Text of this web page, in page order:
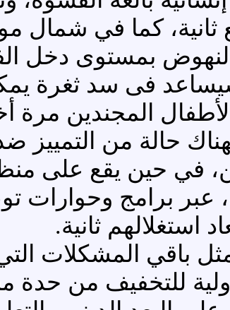
ثانية، كما في شمال
بمستوى دخل
فى سد ثغرة يمكن
المجندين
حالة من التمييز
في حين يقع على
عبر برامج وحوارات
استغلالهم ثانية.
باقي المشكلات
للتخفيف من